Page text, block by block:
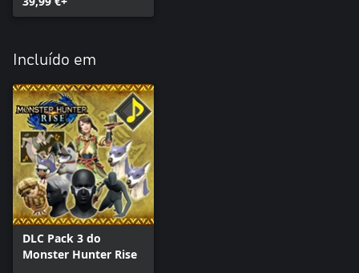
Incluído em
DLC Pack 3 do
Monster Hunter Rise